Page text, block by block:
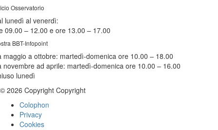
Osservatorio
lunedì al venerdì:
09.00 – 12.00 e ore 13.00 – 17.00
BBT-Infopoint
maggio a ottobre: martedì-domenica ore 10.00 – 18.00
novembre ad aprile: martedì-domenica ore 10.00 – 16.00
lunedì
© 2026 Copyright Copyright
Colophon
Privacy
Cookies